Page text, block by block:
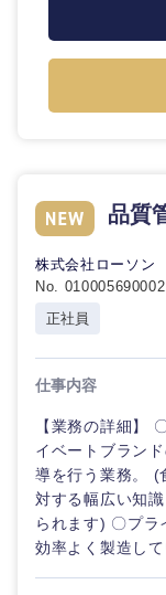
品質
株式会社ローソン
No.
正社員
仕事内容
【業務の詳細】
イベートブラン
導を行う業務。 (
対する幅広い知
られます) 〇プラ
効率よく製造し